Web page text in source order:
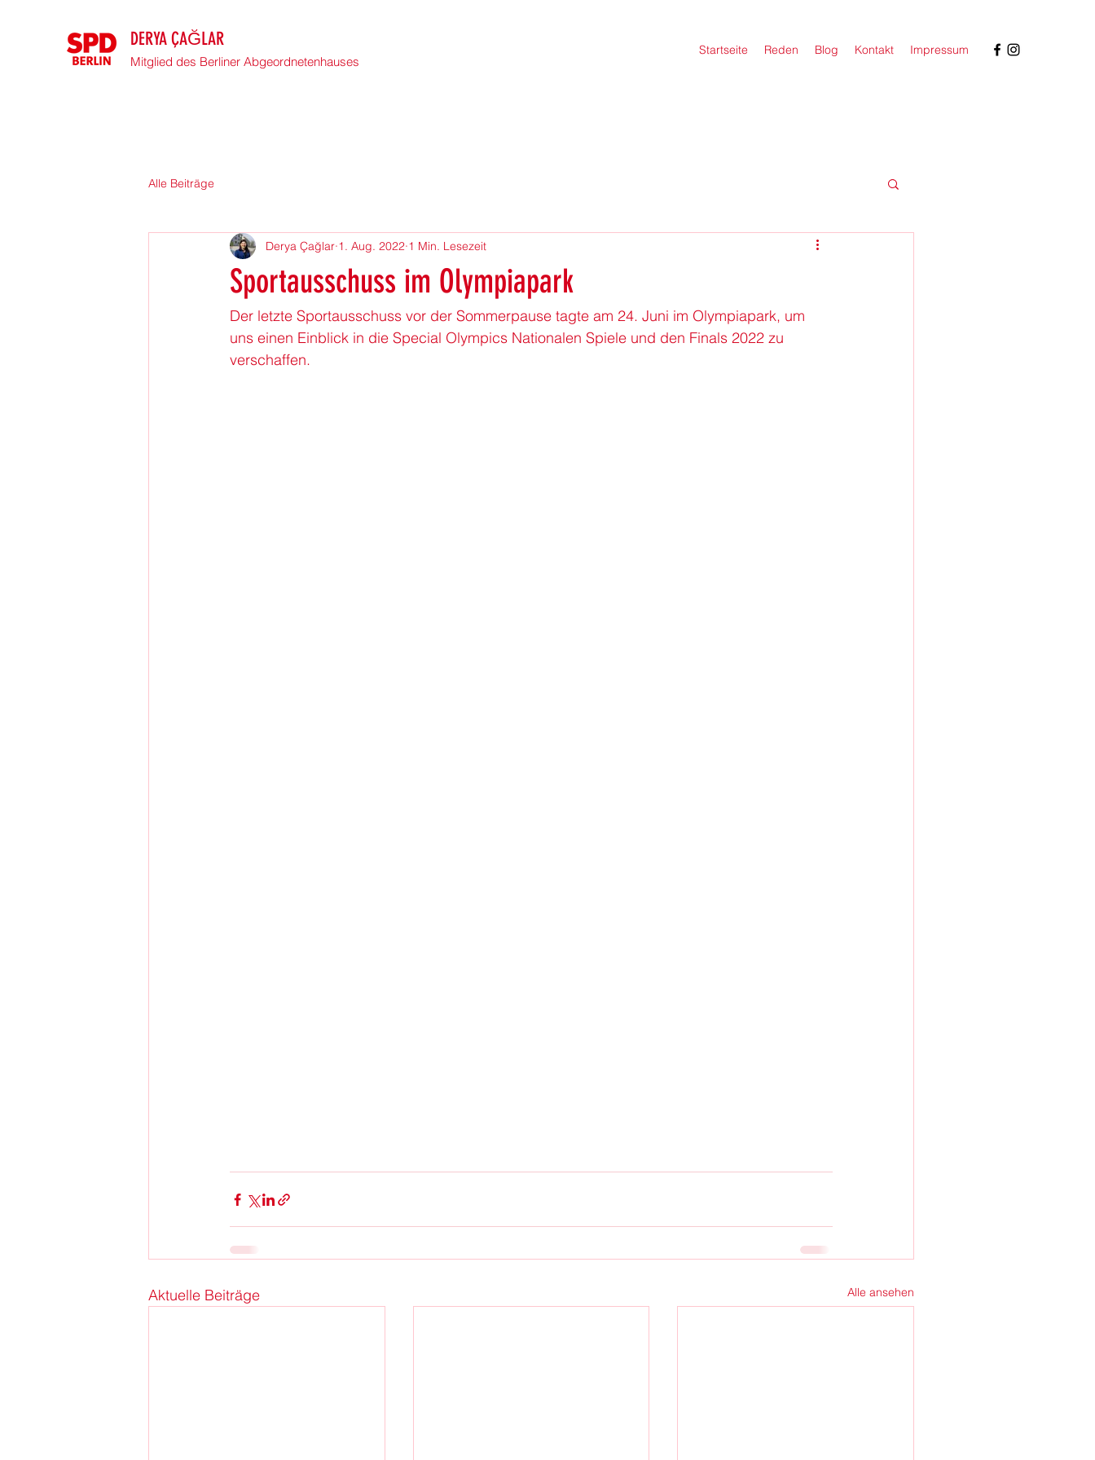
DERYA ÇAĞLAR
Mitglied des Berliner Abgeordnetenhauses
Startseite Reden Blog Kontakt Impressum
Alle Beiträge
Sportausschuss im Olympiapark
Derya Çağlar 1. Aug. 2022 1 Min. Lesezeit
Der letzte Sportausschuss vor der Sommerpause tagte am 24. Juni im Olympiapark, um
uns einen Einblick in die Special Olympics Nationalen Spiele und den Finals 2022 zu
verschaffen.
Aktuelle Beiträge Alle ansehen